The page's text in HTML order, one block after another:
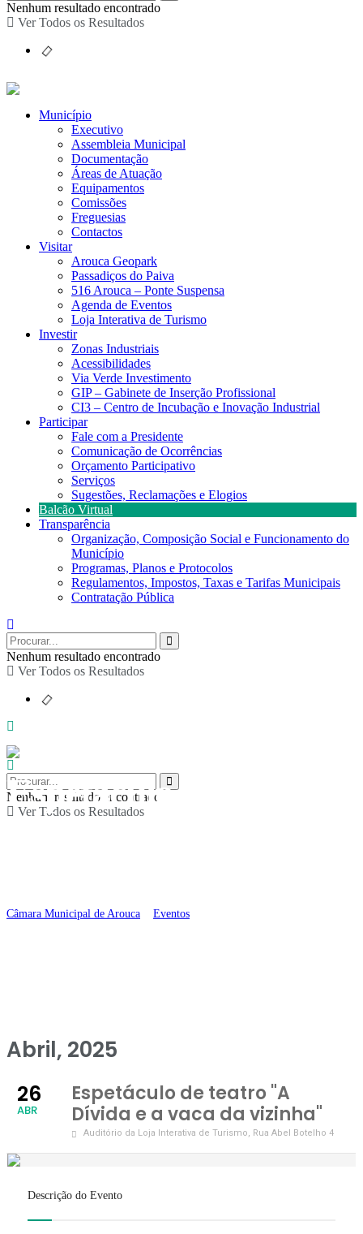
Nenhum resultado encontrado
Ver Todos os Resultados
Município
Executivo
Assembleia Municipal
Documentação
Áreas de Atuação
Equipamentos
Comissões
Freguesias
Contactos
Visitar
Arouca Geopark
Passadiços do Paiva
516 Arouca – Ponte Suspensa
Agenda de Eventos
Loja Interativa de Turismo
Investir
Zonas Industriais
Acessibilidades
Via Verde Investimento
GIP – Gabinete de Inserção Profissional
CI3 – Centro de Incubação e Inovação Industrial
Participar
Fale com a Presidente
Comunicação de Ocorrências
Orçamento Participativo
Serviços
Sugestões, Reclamações e Elogios
Balcão Virtual
Transparência
Organização, Composição Social e Funcionamento do
Município
Programas, Planos e Protocolos
Regulamentos, Impostos, Taxas e Tarifas Municipais
Contratação Pública
Nenhum resultado encontrado
Ver Todos os Resultados
Nenhum resultado encontrado
Ver Todos os Resultados
Espetáculo de teatro
Câmara Municipal de Arouca Eventos
Abril, 2025
26
ABR
Espetáculo de teatro "A
Dívida e a vaca da vizinha"
Auditório da Loja Interativa de Turismo, Rua Abel Botelho 4
Descrição do Evento